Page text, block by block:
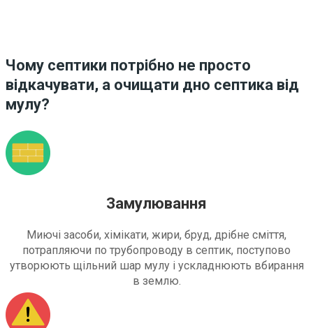
Чому септики потрібно не просто
відкачувати, а очищати дно септика від
мулу?
Замулювання
Миючі засоби, хімікати, жири, бруд, дрібне сміття,
потрапляючи по трубопроводу в септик, поступово
утворюють щільний шар мулу і ускладнюють вбирання
в землю.